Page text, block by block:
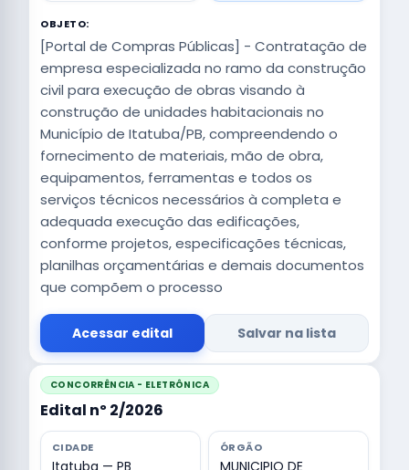
OBJETO:
[Portal de Compras Públicas] - Contratação de
empresa especializada no ramo da construção
civil para execução de obras visando à
construção de unidades habitacionais no
Município de Itatuba/PB, compreendendo o
fornecimento de materiais, mão de obra,
equipamentos, ferramentas e todos os
serviços técnicos necessários à completa e
adequada execução das edificações,
conforme projetos, especificações técnicas,
planilhas orçamentárias e demais documentos
que compõem o processo
Acessar edital Salvar na lista
CONCORRÊNCIA - ELETRÔNICA
Edital nº 2/2026
CIDADE
Itatuba — PB
ÓRGÃO
MUNICIPIO DE